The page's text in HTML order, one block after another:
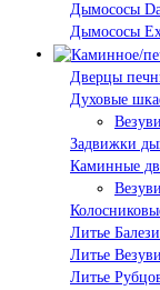
Дымососы
Дымососы
Дверцы
Духовые
Задвижки
Каминные
Литье
Литье
Литье